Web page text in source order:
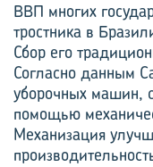
ВВП многих
тростника в
Сбор его
Согласно данным
уборочных машин,
помощью
Механизация